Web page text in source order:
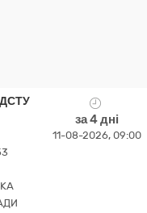
за 4 дні
11-08-2026, 09:00